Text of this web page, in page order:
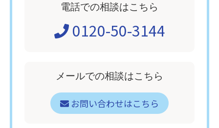
電話での相談はこちら
0120-50-3144
メールでの相談はこちら
お問い合わせはこちら